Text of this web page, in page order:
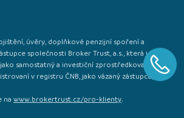
úvěry, doplňkové penzijní spoření a
společnosti Broker Trust, a.s., která je
samostatný a investiční zprostředkovatel IČO:
v registru ČNB, jako vázaný zástupce, a to
na www.brokertrust.cz/pro-klienty.